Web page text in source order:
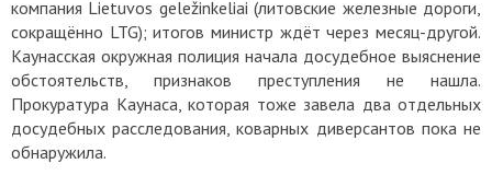
компания Lietuvos geležinkeliai (литовские железные дороги,
сокращённо LTG); итогов министр ждёт через месяц-другой.
Каунасская окружная полиция начала досудебное выяснение
обстоятельств, признаков преступления не нашла.
Прокуратура Каунаса, которая тоже завела два отдельных
досудебных расследования, коварных диверсантов пока не
обнаружила.